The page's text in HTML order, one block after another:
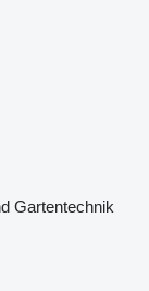
Gartentechnik